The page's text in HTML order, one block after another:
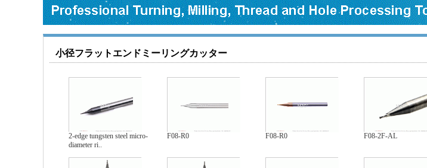
小径フラットエンドミーリングカッター
2-edge tungsten steel micro-
diameter ri..
F08-R0 F08-R0 F08-2F-AL